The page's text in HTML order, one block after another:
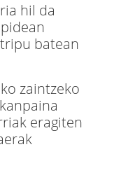
hil da
batean
zaintzeko
eragiten